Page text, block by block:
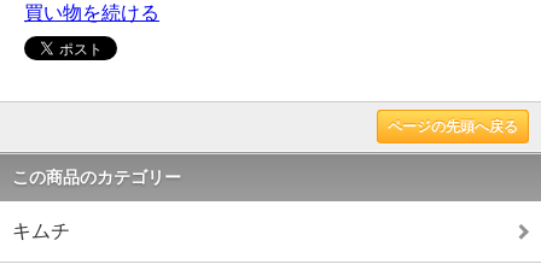
買い物を続ける
ページの先頭へ戻る
この商品のカテゴリー
キムチ